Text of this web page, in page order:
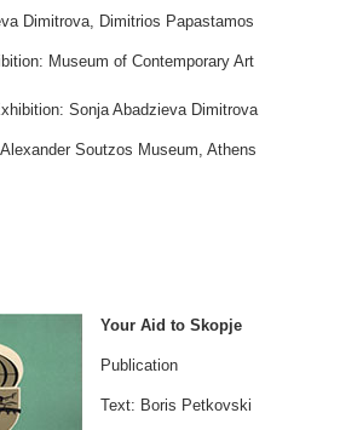
Dimitrova, Dimitrios Papastamos
Museum of Contemporary Art
Sonja Abadzieva Dimitrova
Soutzos Museum, Athens
Your Aid to Skopje
Publication
Text: Boris Petkovski